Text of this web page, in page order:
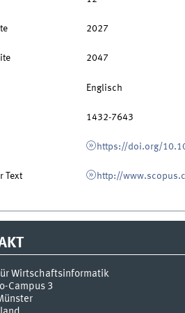
2027
2047
Englisch
1432-7643
https://doi.org/
Text http://
Wirtschaftsinformatik
Campus 3